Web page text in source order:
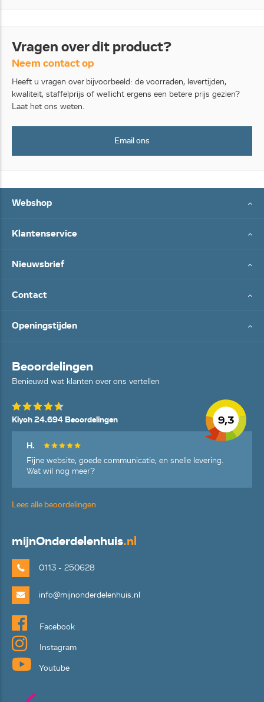
Vragen over dit product?
Neem contact op
Heeft u vragen over bijvoorbeeld: de voorraden, levertijden,
kwaliteit, staffelprijs of wellicht ergens een betere prijs gezien?
Laat het ons weten.
Email ons
Webshop
Klantenservice
Nieuwsbrief
Contact
Openingstijden
Beoordelingen
Benieuwd wat klanten over ons vertellen
9,3
Kiyoh 24.694 Beoordelingen
H.
Fijne website, goede communicatie, en snelle levering.
Wat wil nog meer?
Lees alle beoordelingen
mijnOnderdelenhuis.nl
0113 - 250628
info@mijnonderdelenhuis.nl
Facebook
Instagram
Youtube